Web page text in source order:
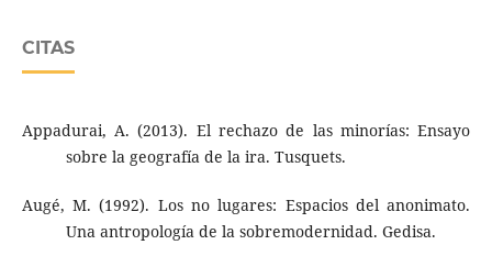
CITAS
Appadurai, A. (2013). El rechazo de las minorías: Ensayo
sobre la geografía de la ira. Tusquets.
Augé, M. (1992). Los no lugares: Espacios del anonimato.
Una antropología de la sobremodernidad. Gedisa.